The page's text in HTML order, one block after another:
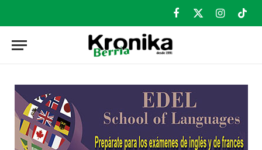
Facebook
X
Instagram